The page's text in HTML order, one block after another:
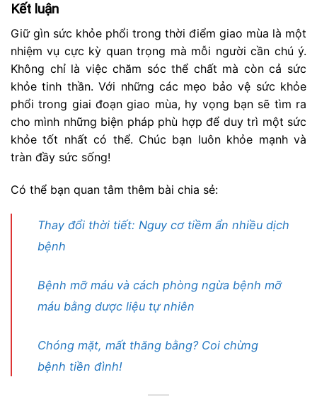
Kết luận
Giữ gìn sức khỏe phổi trong thời điểm giao mùa là một
nhiệm vụ cực kỳ quan trọng mà mỗi người cần chú ý.
Không chỉ là việc chăm sóc thể chất mà còn cả sức
khỏe tinh thần. Với những các mẹo bảo vệ sức khỏe
phổi trong giai đoạn giao mùa, hy vọng bạn sẽ tìm ra
cho mình những biện pháp phù hợp để duy trì một sức
khỏe tốt nhất có thể. Chúc bạn luôn khỏe mạnh và
tràn đầy sức sống!
Có thể bạn quan tâm thêm bài chia sẻ:
Thay đổi thời tiết: Nguy cơ tiềm ẩn nhiều dịch
bệnh
Bệnh mỡ máu và cách phòng ngừa bệnh mỡ
máu bằng dược liệu tự nhiên
Chóng mặt, mất thăng bằng? Coi chừng
bệnh tiền đình!